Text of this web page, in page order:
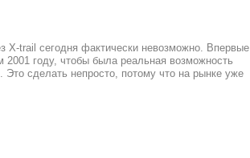
X-trail сегодня фактически невозможно. Впервые
году, чтобы была реальная возможность
Это сделать непросто, потому что на рынке уже